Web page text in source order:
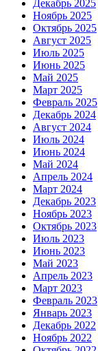
Декабрь 2025
Ноябрь 2025
Октябрь 2025
Август 2025
Июль 2025
Июнь 2025
Май 2025
Март 2025
Февраль 2025
Декабрь 2024
Август 2024
Июль 2024
Июнь 2024
Май 2024
Апрель 2024
Март 2024
Декабрь 2023
Ноябрь 2023
Октябрь 2023
Июль 2023
Июнь 2023
Май 2023
Апрель 2023
Март 2023
Февраль 2023
Январь 2023
Декабрь 2022
Ноябрь 2022